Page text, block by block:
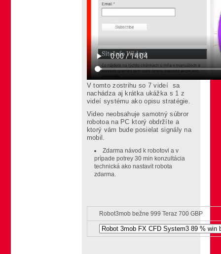
V tomto zostrihu so 7 videí sa
nachádza aj krátka ukážka s 1 z
videí systému ako opisu stratégie.
Video neobsahuje samotný súbror
robotoa na PC ktorý obdržíte a
ktorý vám bude posielat signály na
mobil.
Zdarma návod k robotovi a v
prípade potrey 30 min konzultácia
technická ako nastavit robota
zdarma.
Robot3mob bežne 999 Teraz 700 GBP